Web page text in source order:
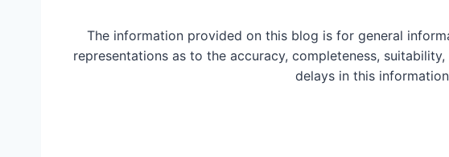
The information provided on this blog is for general
representations as to the accuracy, completeness,
delays in this